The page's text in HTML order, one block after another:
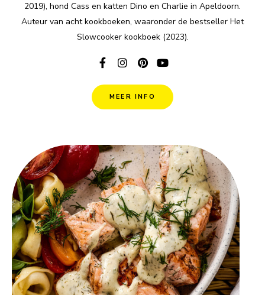
2019), hond Cass en katten Dino en Charlie in Apeldoorn.
Auteur van acht kookboeken, waaronder de bestseller Het
Slowcooker kookboek (2023).
MEER INFO